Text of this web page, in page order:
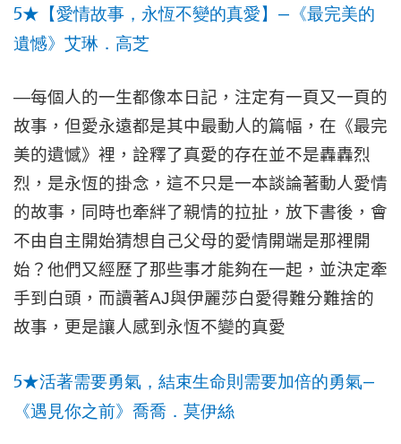
5★ 【愛情故事，永恆不變的真愛】 — 《最完美的
遺憾》艾琳．高芝
—每個人的一生都像本日記，注定有一頁又一頁的
故事，但愛永遠都是其中最動人的篇幅，在《最完
美的遺憾》裡，詮釋了真愛的存在並不是轟轟烈
烈，是永恆的掛念，這不只是一本談論著動人愛情
的故事，同時也牽絆了親情的拉扯，放下書後，會
不由自主開始猜想自己父母的愛情開端是那裡開
始？他們又經歷了那些事才能夠在一起，並決定牽
手到白頭，而讀著AJ與伊麗莎白愛得難分難捨的
故事，更是讓人感到永恆不變的真愛
5★活著需要勇氣，結束生命則需要加倍的勇氣—
《遇見你之前》喬喬．莫伊絲